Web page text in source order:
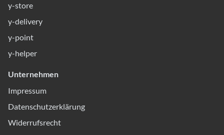
y-store
y-delivery
y-point
y-helper
Unternehmen
Impressum
Datenschutzerklärung
Widerrufsrecht